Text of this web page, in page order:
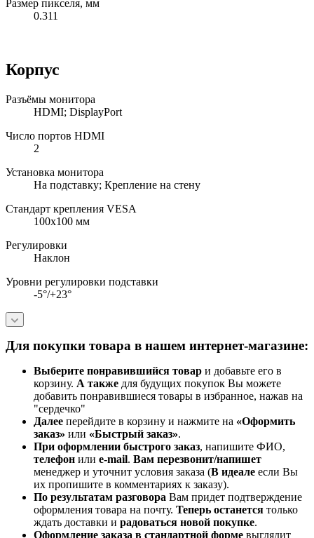
Размер пикселя, мм
0.311
Корпус
Разъёмы монитора
HDMI; DisplayPort
Число портов HDMI
2
Установка монитора
На подставку; Крепление на стену
Стандарт крепления VESA
100x100 мм
Регулировки
Наклон
Уровни регулировки подставки
-5°/+23°
Для покупки товара в нашем интернет-магазине:
Выберите понравившийся товар и добавьте его в
корзину. А также для будущих покупок Вы можете
добавить понравившиеся товары в избранное, нажав на
"сердечко"
Далее перейдите в корзину и нажмите на «Оформить
заказ» или «Быстрый заказ».
При оформлении быстрого заказ, напишите ФИО,
телефон или e-mail. Вам перезвонит/напишет
менеджер и уточнит условия заказа (В идеале если Вы
их пропишите в комментариях к заказу).
По результатам разговора Вам придет подтверждение
оформления товара на почту. Теперь останется только
ждать доставки и радоваться новой покупке.
Оформление заказа в стандартной форме выглядит